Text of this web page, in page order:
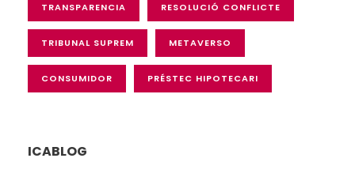
TRANSPARENCIA RESOLUCIÓ CONFLICTE
TRIBUNAL SUPREM METAVERSO
CONSUMIDOR PRÉSTEC HIPOTECARI
ICABLOG